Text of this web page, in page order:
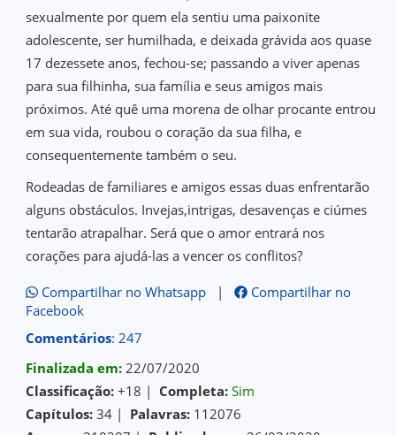
sexualmente por quem ela sentiu uma paixonite
adolescente, ser humilhada, e deixada grávida aos quase
17 dezessete anos, fechou-se; passando a viver apenas
para sua filhinha, sua família e seus amigos mais
próximos. Até quê uma morena de olhar procante entrou
em sua vida, roubou o coração da sua filha, e
consequentemente também o seu.
Rodeadas de familiares e amigos essas duas enfrentarão
alguns obstáculos. Invejas,intrigas, desavenças e ciúmes
tentarão atrapalhar. Será que o amor entrará nos
corações para ajudá-las a vencer os conflitos?
Compartilhar no Whatsapp|
Compartilhar no
Facebook
Comentários: 247
Finalizada em:22/07/2020
Classificação: +18 | Completa: Sim
Capítulos: 34 | Palavras: 112076